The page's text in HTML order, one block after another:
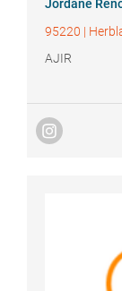
Jordane
95220 |
AJIR